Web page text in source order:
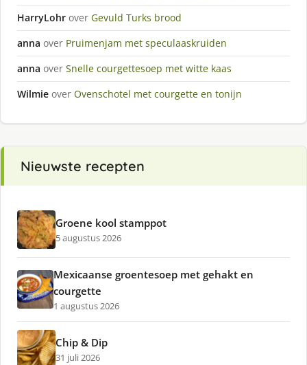
HarryLohr over Gevuld Turks brood
anna over Pruimenjam met speculaaskruiden
anna over Snelle courgettesoep met witte kaas
Wilmie over Ovenschotel met courgette en tonijn
Nieuwste recepten
Groene kool stamppot
5 augustus 2026
Mexicaanse groentesoep met gehakt en
courgette
1 augustus 2026
Chip & Dip
31 juli 2026